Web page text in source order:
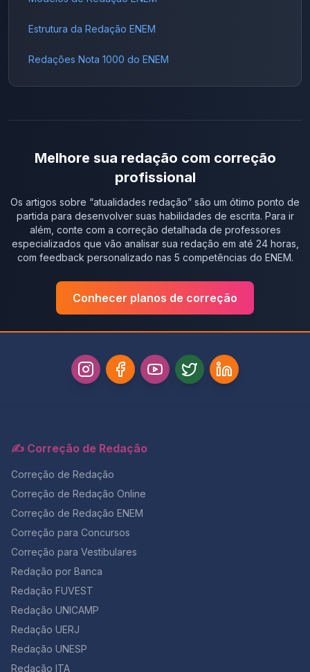
Estrutura da Redação ENEM
Redações Nota 1000 do ENEM
Melhore sua redação com correção
profissional
Os artigos sobre “atualidades redação” são um ótimo ponto de
partida para desenvolver suas habilidades de escrita. Para ir
além, conte com a correção detalhada de professores
especializados que vão analisar sua redação em até 24 horas,
com feedback personalizado nas 5 competências do ENEM.
Conhecer planos de correção
✍️ Correção de Redação
Correção de Redação
Correção de Redação Online
Correção de Redação ENEM
Correção para Concursos
Correção para Vestibulares
Redação por Banca
Redação FUVEST
Redação UNICAMP
Redação UERJ
Redação UNESP
Redação ITA